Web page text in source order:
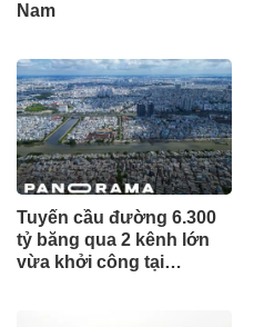
Nam
Tuyến cầu đường 6.300
tỷ băng qua 2 kênh lớn
vừa khởi công tại